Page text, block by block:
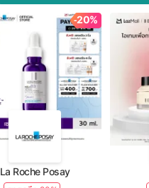
-20%
La Roche Posay